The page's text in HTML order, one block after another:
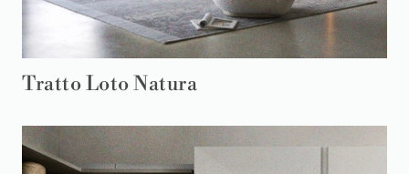
Tratto Loto Natura